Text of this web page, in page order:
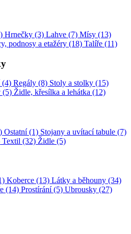
Hrnečky (3) Lahve (7) Mísy (13)
podnosy a etažéry (18) Talíře (11)
(4) Regály (8) Stoly a stolky (15)
(5) Židle, křesílka a lehátka (12)
Ostatní (1) Stojany a uvítací tabule (7)
Textil (32) Židle (5)
Koberce (13) Látky a běhouny (34)
(14) Prostírání (5) Ubrousky (27)